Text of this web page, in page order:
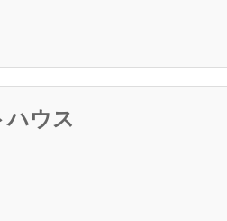
ハウス